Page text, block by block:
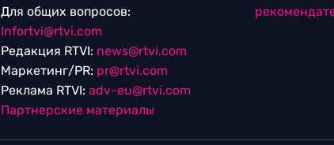
Для общих вопросов:
Infortvi@rtvi.com
Редакция RTVI: news@rtvi.com
Маркетинг/PR: pr@rtvi.com
Реклама RTVI: adv-eu@rtvi.com
Партнерские материалы